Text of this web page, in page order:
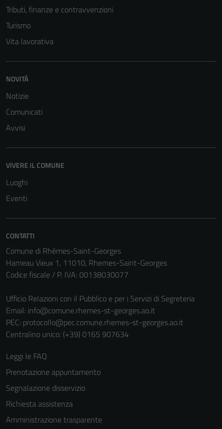
Tributi, finanze e contravvenzioni
Turismo
Vita lavorativa
NOVITÀ
Notizie
Comunicati
Avvisi
VIVERE IL COMUNE
Luoghi
Eventi
CONTATTI
Comune di Rhêmes-Saint-Georges
Hameau Vieux 1, 11010, Rhemes-Saint-Georges
Codice fiscale / P. IVA: 00138030077
Ufficio Relazioni con il Pubblico e per i Servizi di Segreteria
Email: info@comune.rhemes-st-georges.ao.it
PEC: protocollo@pec.comune.rhemes-st-georges.ao.it
Centralino unico: (+39) 0165 907634
Leggi le FAQ
Prenotazione appuntamento
Segnalazione disservizio
Richiesta assistenza
Amministrazione trasparente
Tecnici
Questi cookie
sono necessari